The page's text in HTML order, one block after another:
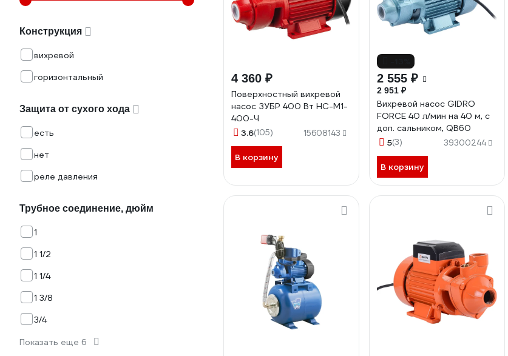
Конструкция
вихревой
горизонтальный
Защита от сухого хода
есть
нет
реле давления
Трубное соединение, дюйм
1
1 1/2
1 1/4
1 3/8
3/4
Показать еще 6
4 360 ₽
Поверхностный вихревой
насос ЗУБР 400 Вт НС-М1-
400-Ч
3.6(105) 15608143
В корзину
2 555 ₽
2 951 ₽
Вихревой насос GIDRO
FORCE 40 л/мин на 40 м, с
доп. сальником, QB60
5(3) 39300244
В корзину